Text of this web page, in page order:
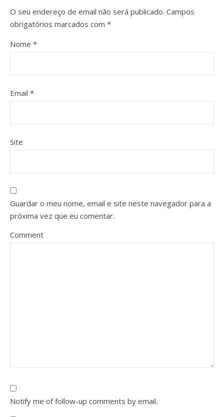
O seu endereço de email não será publicado. Campos
obrigatórios marcados com *
Nome *
Email *
Site
Guardar o meu nome, email e site neste navegador para a
próxima vez que eu comentar.
Comment
Notify me of follow-up comments by email.